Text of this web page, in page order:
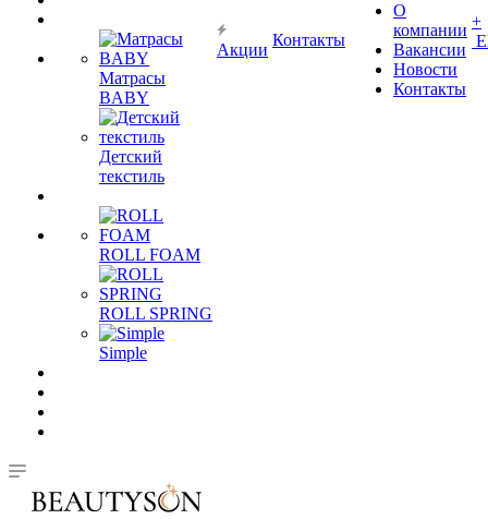
Матрасы
BABY
Детский
текстиль
ROLL FOAM
ROLL SPRING
Simple
Акции
Контакты
О
компании
Вакансии
Новости
Контакты
+